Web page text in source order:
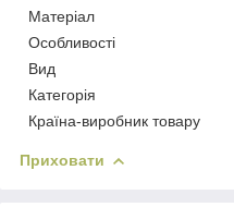
Матеріал
Особливості
Вид
Категорія
Країна-виробник товару
Приховати